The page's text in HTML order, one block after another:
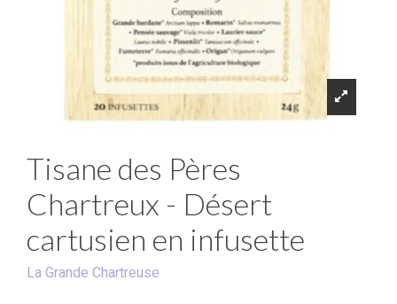
Tisane des Pères
Chartreux - Désert
cartusien en infusette
La Grande Chartreuse